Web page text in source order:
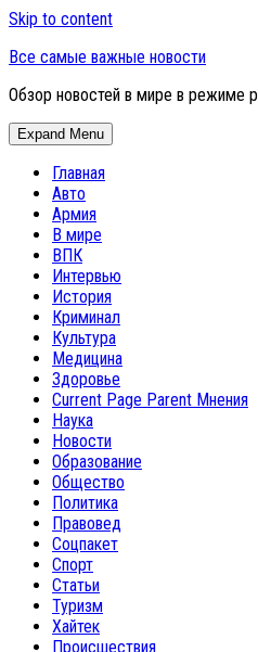
Skip to content
Все самые важные новости
Обзор новостей в мире в режиме
Expand Menu
Главная
Авто
Армия
В мире
ВПК
Интервью
История
Криминал
Культура
Медицина
Здоровье
Current Page Parent Мнения
Наука
Новости
Образование
Общество
Политика
Правовед
Соцпакет
Спорт
Статьи
Туризм
Хайтек
Происшествия